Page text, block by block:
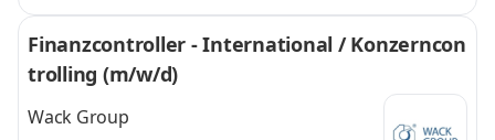
Finanzcontroller - International / Konzerncon
trolling (m/w/d)
Wack Group